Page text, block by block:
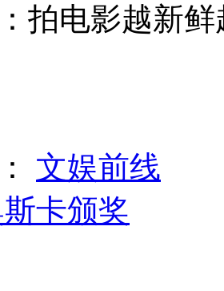
调 餐馆一年省3万
电影越新鲜
文娱前线
卡颁奖